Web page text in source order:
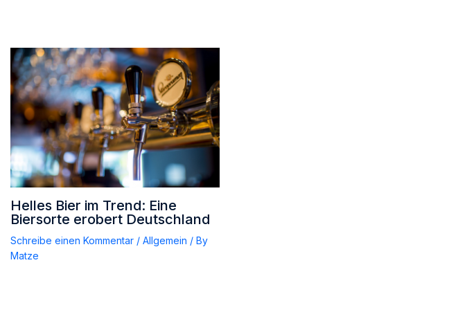
Helles Bier im Trend: Eine
Biersorte erobert Deutschland
Schreibe einen Kommentar / Allgemein / By
Matze